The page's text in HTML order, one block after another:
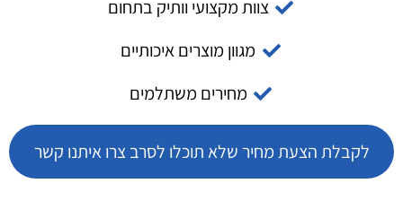
צוות מקצועי וותיק בתחום
מגוון מוצרים איכותיים
מחירים משתלמים
לקבלת הצעת מחיר שלא תוכלו לסרב צרו איתנו קשר